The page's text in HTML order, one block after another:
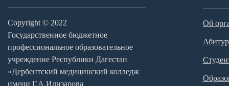
Copyright © 2022
Государственное бюджетное
профессиональное образовательное
учреждение Республики Дагестан
«Дербентский медицинский колледж
имени Г.А.Илизарова
Об